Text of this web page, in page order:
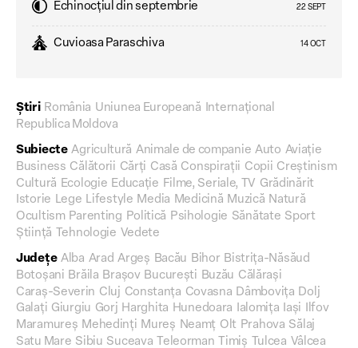
Echinocțiul din septembrie 22 SEPT
Cuvioasa Paraschiva 14 OCT
Știri România Uniunea Europeană Internațional
Republica Moldova
Subiecte Agricultură Animale de companie Auto Aviație
Business Călătorii Cărți Casă Conspirații Copii Creștinism
Cultură Ecologie Educație Filme, Seriale, TV Grădinărit
Istorie Lege Lifestyle Media Medicină Muzică Natură
Ocultism Parenting Politică Psihologie Sănătate Sport
Știință
Tehnologie Vedete
Județe Alba Arad Argeș Bacău Bihor Bistrița-Năsăud
Botoșani Brăila Brașov București Buzău Călărași
Caraș-Severin Cluj Constanța Covasna Dâmbovița Dolj
Galați Giurgiu Gorj Harghita Hunedoara Ialomița Iași Ilfov
Maramureș Mehedinți Mureș Neamț Olt Prahova Sălaj
Satu Mare Sibiu Suceava Teleorman Timiș Tulcea Vâlcea